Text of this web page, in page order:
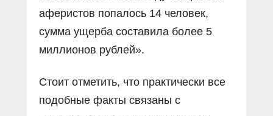
аферистов попалось 14 человек,
сумма ущерба составила более 5
миллионов рублей».
Стоит отметить, что практически все
подобные факты связаны с